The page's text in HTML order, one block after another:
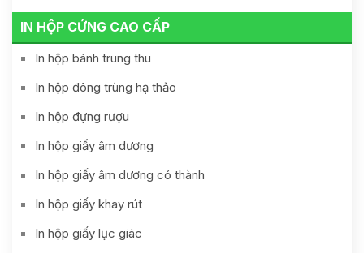
IN HỘP CỨNG CAO CẤP
In hộp bánh trung thu
In hộp đông trùng hạ thảo
In hộp đựng rượu
In hộp giấy âm dương
In hộp giấy âm dương có thành
In hộp giấy khay rút
In hộp giấy lục giác